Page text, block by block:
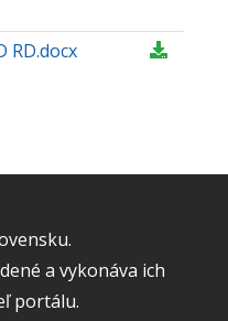
RD.docx
a vykonáva ich
portálu.